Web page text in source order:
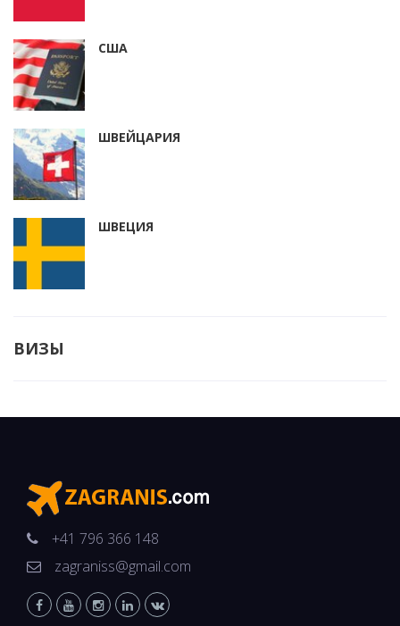
США
ШВЕЙЦАРИЯ
ШВЕЦИЯ
ВИЗЫ
+41 796 366 148
zagraniss@gmail.com